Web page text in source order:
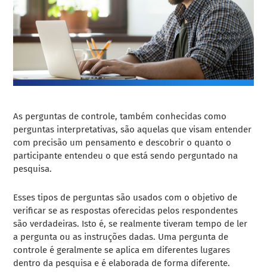
As perguntas de controle, também conhecidas como
perguntas interpretativas, são aquelas que visam entender
com precisão um pensamento e descobrir o quanto o
participante entendeu o que está sendo perguntado na
pesquisa.
Esses tipos de perguntas são usados com o objetivo de
verificar se as respostas oferecidas pelos respondentes
são verdadeiras. Isto é, se realmente tiveram tempo de ler
a pergunta ou as instruções dadas. Uma pergunta de
controle é geralmente se aplica em diferentes lugares
dentro da pesquisa e é elaborada de forma diferente.